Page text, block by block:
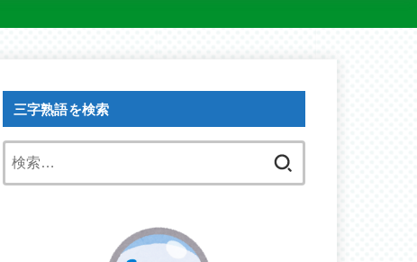
三字熟語を検索